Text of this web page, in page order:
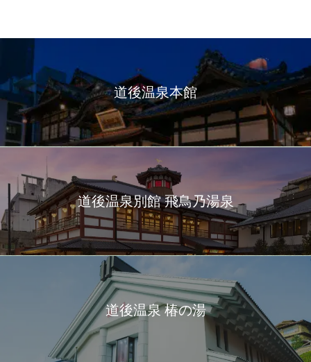
道後温泉本館
道後温泉別館 飛鳥乃湯泉
道後温泉 椿の湯